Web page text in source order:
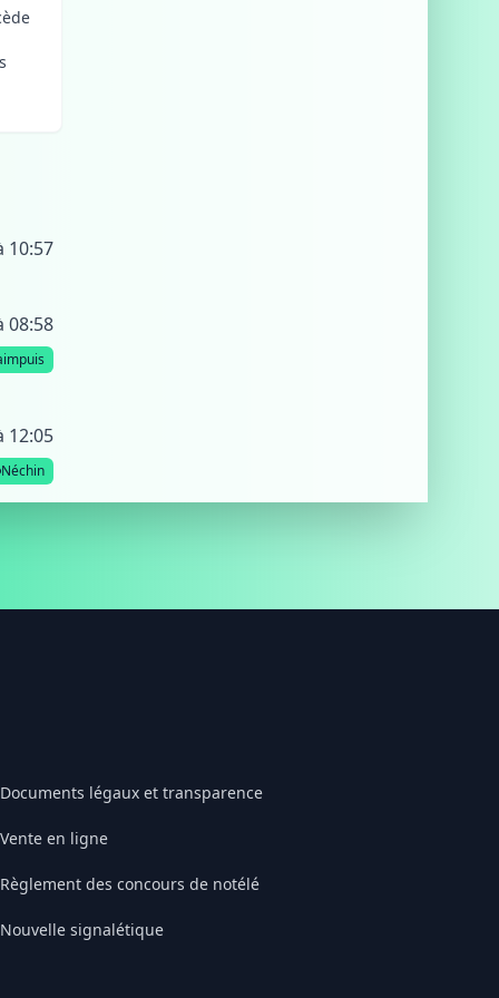
10:57
08:58
12:05
Néchin
Documents légaux et transparence
Vente en ligne
Règlement des concours de notélé
Nouvelle signalétique